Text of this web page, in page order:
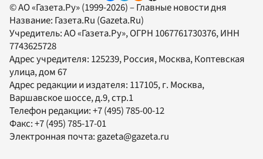
© АО «Газета.Ру» (1999-2026) – Главные новости дня
Название: Газета.Ru (Gazeta.Ru)
Учредитель:АО «Газета.Ру», ОГРН 1067761730376, ИНН
7743625728
Адрес учредителя: 125239, Россия, Москва, Коптевская
улица, дом 67
Адрес редакции и издателя: 117105, г. Москва,
Варшавское шоссе, д.9, стр.1
Телефон редакции:+7 (495) 785-00-12
Факс:+7 (495) 785-17-01
Электронная почта:gazeta@gazeta.ru